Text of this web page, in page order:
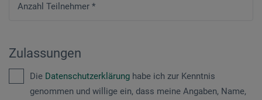
Anzahl Teilnehmer *
Zulassungen
Die Datenschutzerklärung habe ich zur Kenntnis
genommen und willige ein, dass meine Angaben, Name,